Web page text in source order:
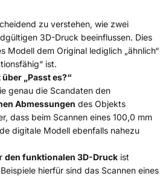
zu verstehen, wie zwei
3D-Druck beeinflussen. Dies
Modell dem Original lediglich „ähnlich“
ist.
„Passt es?“
genau die Scandaten den
Abmessungen des Objekts
dass beim Scannen eines 100,0 mm
digitale Modell ebenfalls nahezu
den funktionalen 3D-Druck ist
hierfür sind das Scannen eines